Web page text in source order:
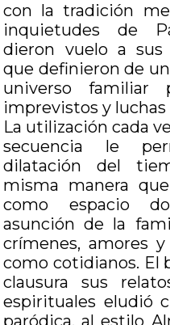
con la tradición
inquietudes de
dieron vuelo a sus
que definieron de
universo familiar
imprevistos y luchas
La utilización cada
secuencia le
dilatación del
misma manera
como espacio
asunción de la
crímenes, amores
como cotidianos. El
clausura sus
espirituales eludió
paródica, al estilo